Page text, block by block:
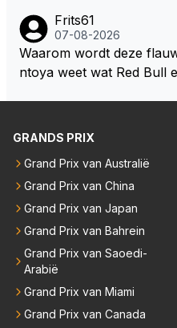
ze wolff gesneden heeft?
okies made of your own
Frits61
07-08-2026
Waarom wordt deze
ntoya weet wat Red Bull
GRANDS PRIX
Grand Prix van Australië
Grand Prix van China
Grand Prix van Japan
Grand Prix van Bahrein
Grand Prix van Saoedi-
Arabië
Grand Prix van Miami
Grand Prix van Canada